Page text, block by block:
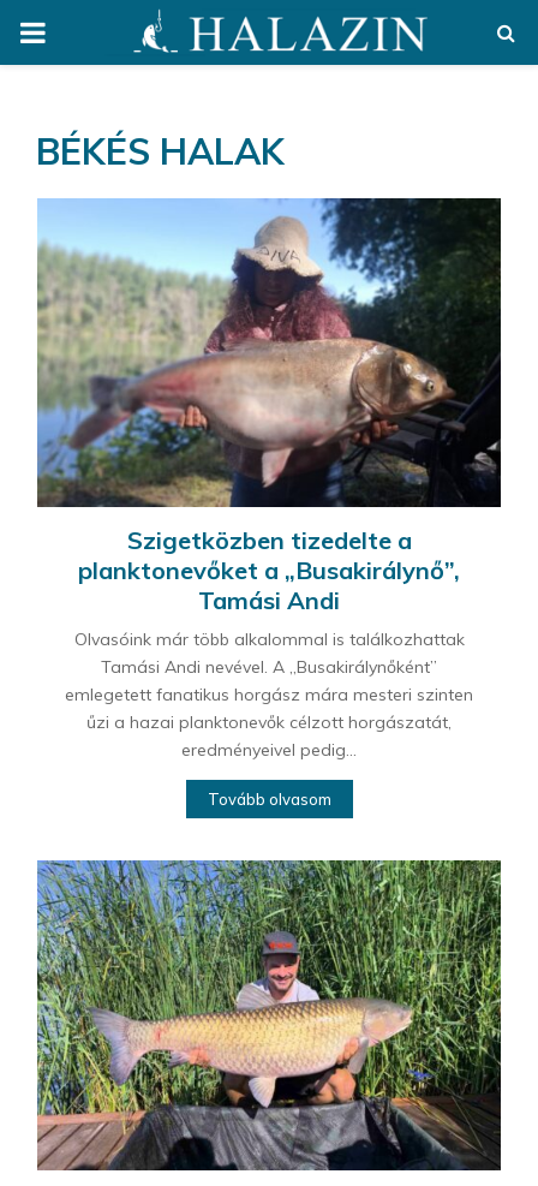
PRIMARY
BÉKÉS HALAK
Szigetközben tizedelte a
planktonevőket a „Busakirálynő”,
Tamási Andi
Olvasóink már több alkalommal is találkozhattak
Tamási Andi nevével. A „Busakirálynőként”
emlegetett fanatikus horgász mára mesteri szinten
űzi a hazai planktonevők célzott horgászatát,
eredményeivel pedig...
Tovább olvasom